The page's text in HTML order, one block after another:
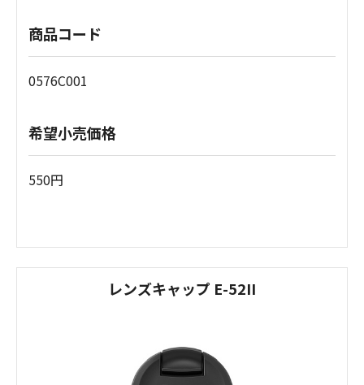
商品コード
0576C001
希望小売価格
550円
レンズキャップ E-52II